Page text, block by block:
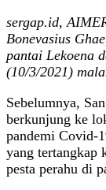
sergap.id,
Bonevasius
pantai Lekoena
(10/3/2021)
Sebelumnya,
berkunjung ke
pandemi Covid-
yang tertangkap
pesta perahu di